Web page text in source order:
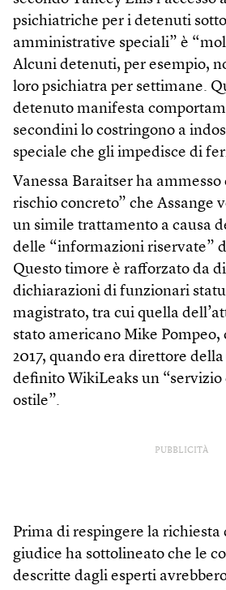
psichiatriche per i detenuti
amministrative speciali” è
Alcuni detenuti, per esempio,
loro psichiatra per settimane.
detenuto manifesta
secondini lo costringono a
speciale che gli impedisce di
Vanessa Baraitser ha ammesso
rischio concreto” che Assange
un simile trattamento a causa
delle “informazioni riservate”
Questo timore è rafforzato da
dichiarazioni di funzionari
magistrato, tra cui quella
stato americano Mike Pompeo,
2017, quando era direttore
definito WikiLeaks un
ostile”.
PUBBLICITÀ
Prima di respingere la
giudice ha sottolineato che le
descritte dagli esperti